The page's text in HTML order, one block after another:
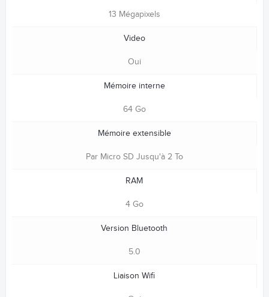
13 Mégapixels
Video
Oui
Mémoire interne
64 Go
Mémoire extensible
Par Micro SD Jusqu'à 2 To
RAM
4 Go
Version Bluetooth
5.0
Liaison Wifi